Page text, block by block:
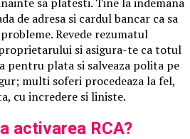
de adresa si cardul bancar ca sa
Revede rezumatul
si asigura-te ca totul
pentru plata si salveaza polita pe
multi soferi procedeaza la fel,
cu incredere si liniste.
activarea RCA?